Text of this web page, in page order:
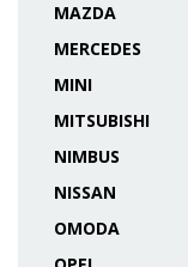
MAZDA
MERCEDES
MINI
MITSUBISHI
NIMBUS
NISSAN
OMODA